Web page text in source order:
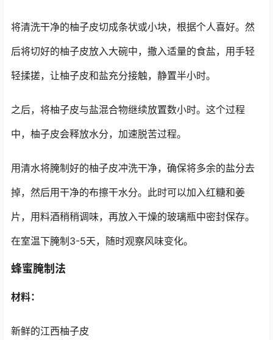
将清洗干净的柚子皮切成条状或小块，根据个人喜好。然
后将切好的柚子皮放入大碗中，撒入适量的食盐，用手轻
轻揉搓，让柚子皮和盐充分接触，静置半小时。
之后，将柚子皮与盐混合物继续放置数小时。这个过程
中，柚子皮会释放水分，加速脱苦过程。
用清水将腌制好的柚子皮冲洗干净，确保将多余的盐分去
掉，然后用干净的布擦干水分。此时可以加入红糖和姜
片，用料酒稍稍调味，再放入干燥的玻璃瓶中密封保存。
在室温下腌制3-5天，随时观察风味变化。
蜂蜜腌制法
材料：
新鲜的江西柚子皮